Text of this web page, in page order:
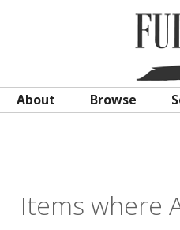
About Browse
Items where